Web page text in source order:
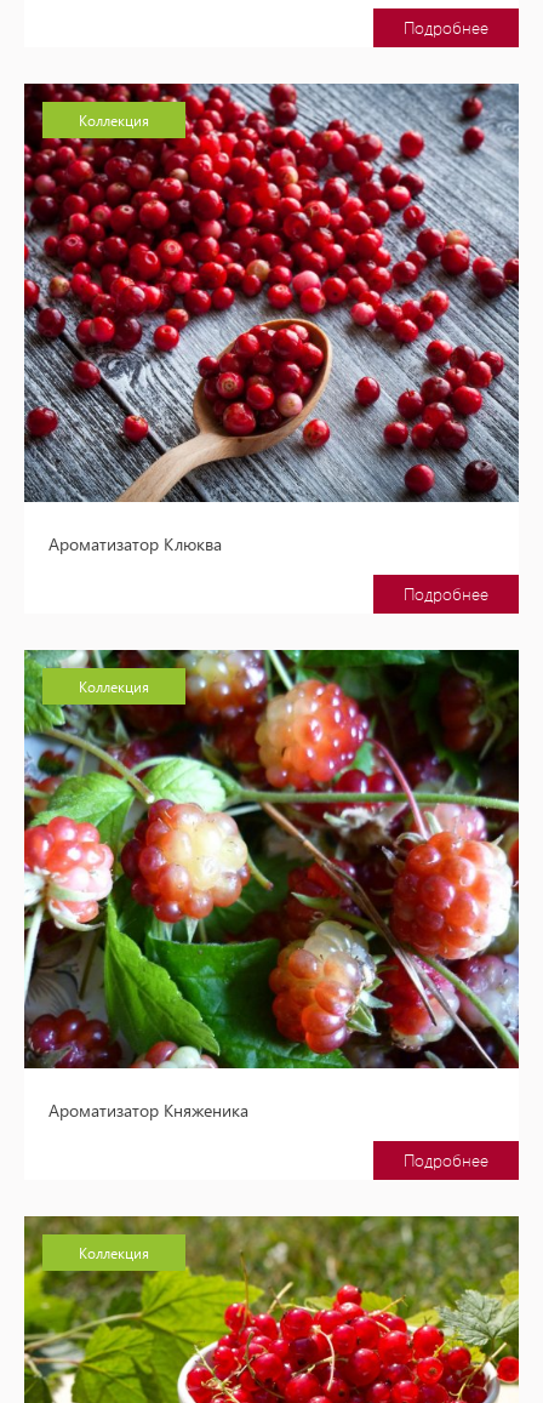
Подробнее
Коллекция
Ароматизатор Клюква
Подробнее
Коллекция
Ароматизатор Княженика
Подробнее
Коллекция